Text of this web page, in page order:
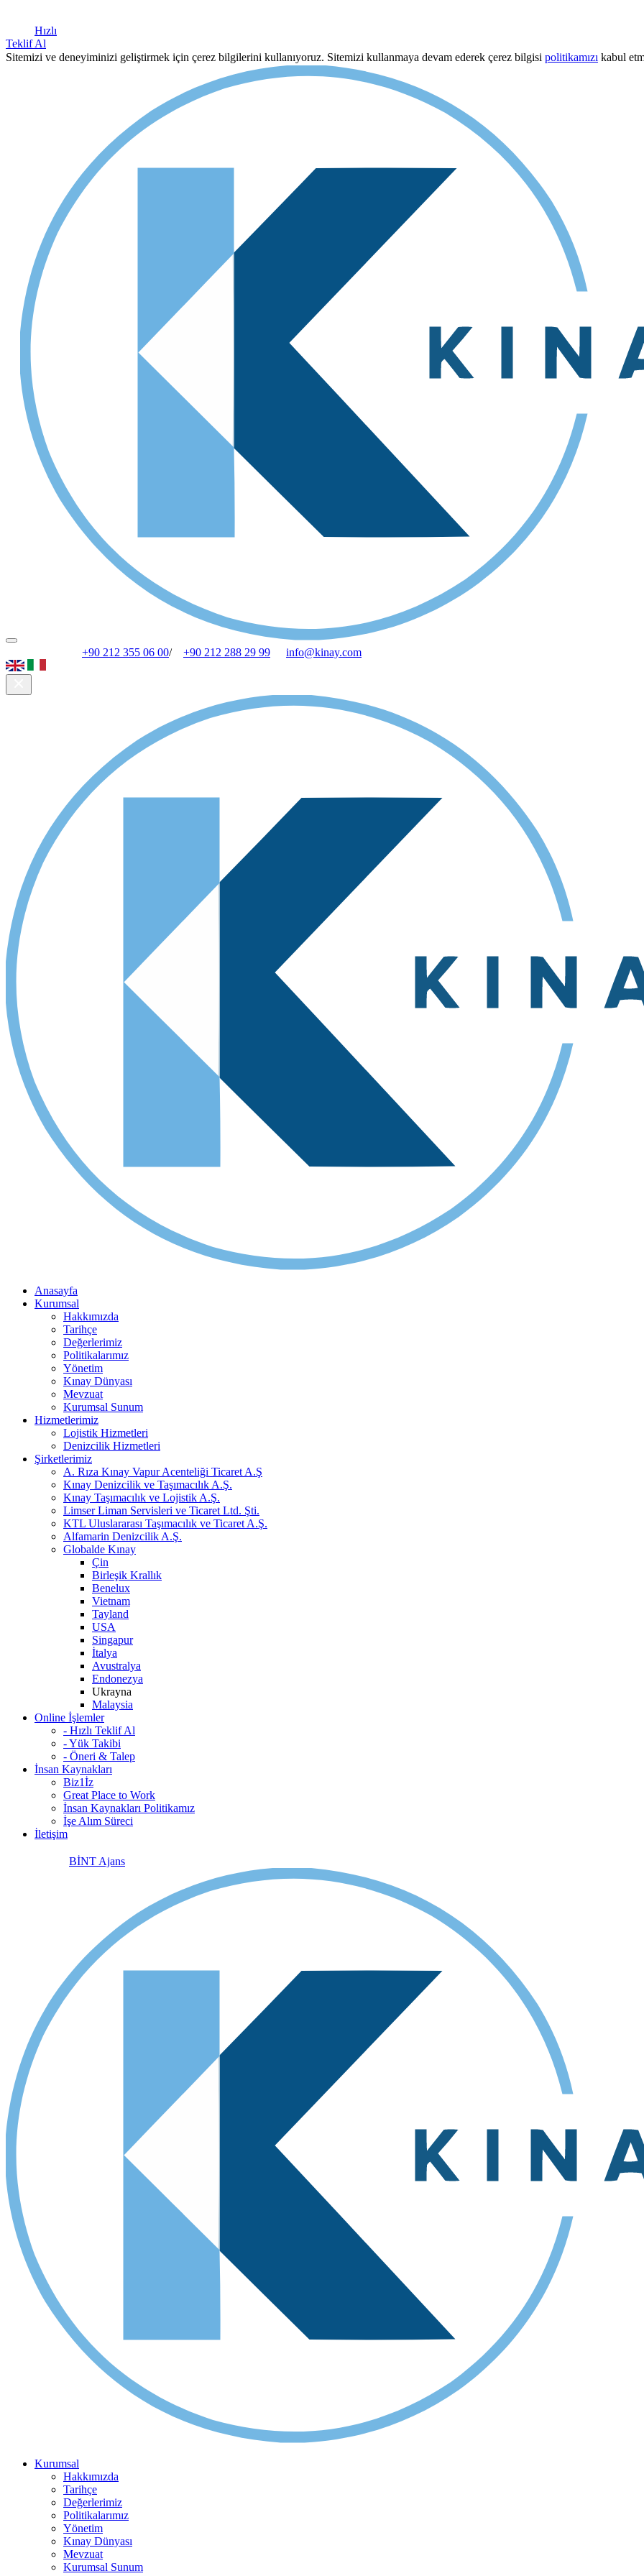
Hızlı
Teklif Al
Sitemizi ve deneyiminizi geliştirmek için çerez bilgilerini kullanıyoruz. Sitemizi kullanmaya devam ederek çerez bilgisi politikamızı kabul
+90 212 355 06 00/ +90 212 288 29 99 info@kinay.com
Anasayfa
Kurumsal
Hakkımızda
Tarihçe
Değerlerimiz
Politikalarımız
Yönetim
Kınay Dünyası
Mevzuat
Kurumsal Sunum
Hizmetlerimiz
Lojistik Hizmetleri
Denizcilik Hizmetleri
Şirketlerimiz
A. Rıza Kınay Vapur Acenteliği Ticaret A.Ş
Kınay Denizcilik ve Taşımacılık A.Ş.
Kınay Taşımacılık ve Lojistik A.Ş.
Limser Liman Servisleri ve Ticaret Ltd. Şti.
KTL Uluslararası Taşımacılık ve Ticaret A.Ş.
Alfamarin Denizcilik A.Ş.
Globalde Kınay
Çin
Birleşik Krallık
Benelux
Vietnam
Tayland
USA
Singapur
İtalya
Avustralya
Endonezya
Ukrayna
Malaysia
Online İşlemler
- Hızlı Teklif Al
- Yük Takibi
- Öneri & Talep
İnsan Kaynakları
Biz1İz
Great Place to Work
İnsan Kaynakları Politikamız
İşe Alım Süreci
İletişim
BİNT Ajans
Kurumsal
Hakkımızda
Tarihçe
Değerlerimiz
Politikalarımız
Yönetim
Kınay Dünyası
Mevzuat
Kurumsal Sunum